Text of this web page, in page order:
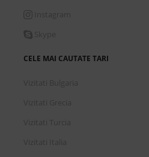
CELE MAI CAUTATE TARI